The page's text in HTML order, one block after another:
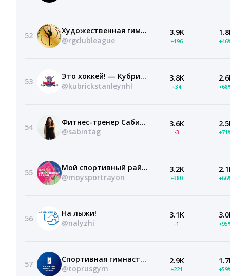
52
Художественная гимнастика. Клубная Лига
@rgclubleague
3.9K
+196
53
Это хоккей! — Кубрик Стэнли
@kubrickstanleynhl
3.8K
+34
54
Фитнес-тренер Сабина Филина | САБИНТАГ
@sabintag
3.6K
-3
55
Мой спортивный район
@moysportrayon
3.2K
+380
56
На лыжи!
@nalyzhi
3.1K
-1
57
Спортивная гимнастика России
@toprusgym
2.9K
+221